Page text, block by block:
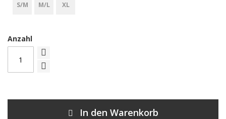
S/M M/L XL
Anzahl
In den Warenkorb